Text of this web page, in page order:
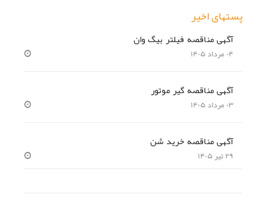
پستهای اخیر
آگهی مناقصه فیلتر بیگ وان
۰۴ مرداد ۱۴۰۵
آگهی مناقصه گیر موتور
۰۳ مرداد ۱۴۰۵
آگهی مناقصه خرید شن
۲۹ تیر ۱۴۰۵